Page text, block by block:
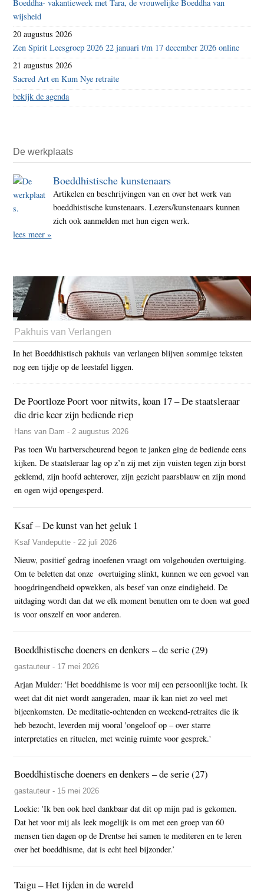
Boeddha- vakantieweek met Tara, de vrouwelijke Boeddha van
wijsheid
20 augustus 2026
Zen Spirit Leesgroep 2026 22 januari t/m 17 december 2026 online
21 augustus 2026
Sacred Art en Kum Nye retraite
bekijk de agenda
De werkplaats
Boeddhistische kunstenaars
Artikelen en beschrijvingen van en over het werk van
boeddhistische kunstenaars. Lezers/kunstenaars kunnen
zich ook aanmelden met hun eigen werk.
lees meer »
Pakhuis van Verlangen
In het Boeddhistisch pakhuis van verlangen blijven sommige teksten
nog een tijdje op de leestafel liggen.
De Poortloze Poort voor nitwits, koan 17 – De staatsleraar
die drie keer zijn bediende riep
Hans van Dam - 2 augustus 2026
Pas toen Wu hartverscheurend begon te janken ging de bediende eens
kijken. De staatsleraar lag op z’n zij met zijn vuisten tegen zijn borst
geklemd, zijn hoofd achterover, zijn gezicht paarsblauw en zijn mond
en ogen wijd opengesperd.
Ksaf – De kunst van het geluk 1
Ksaf Vandeputte - 22 juli 2026
Nieuw, positief gedrag inoefenen vraagt om volgehouden overtuiging.
Om te beletten dat onze overtuiging slinkt, kunnen we een gevoel van
hoogdringendheid opwekken, als besef van onze eindigheid. De
uitdaging wordt dan dat we elk moment benutten om te doen wat goed
is voor onszelf en voor anderen.
Boeddhistische doeners en denkers – de serie (29)
gastauteur - 17 mei 2026
Arjan Mulder: 'Het boeddhisme is voor mij een persoonlijke tocht. Ik
weet dat dit niet wordt aangeraden, maar ik kan niet zo veel met
bijeenkomsten. De meditatie-ochtenden en weekend-retraites die ik
heb bezocht, leverden mij vooral 'ongeloof op – over starre
interpretaties en rituelen, met weinig ruimte voor gesprek.'
Boeddhistische doeners en denkers – de serie (27)
gastauteur - 15 mei 2026
Loekie: 'Ik ben ook heel dankbaar dat dit op mijn pad is gekomen.
Dat het voor mij als leek mogelijk is om met een groep van 60
mensen tien dagen op de Drentse hei samen te mediteren en te leren
over het boeddhisme, dat is echt heel bijzonder.’
Taigu – Het lijden in de wereld